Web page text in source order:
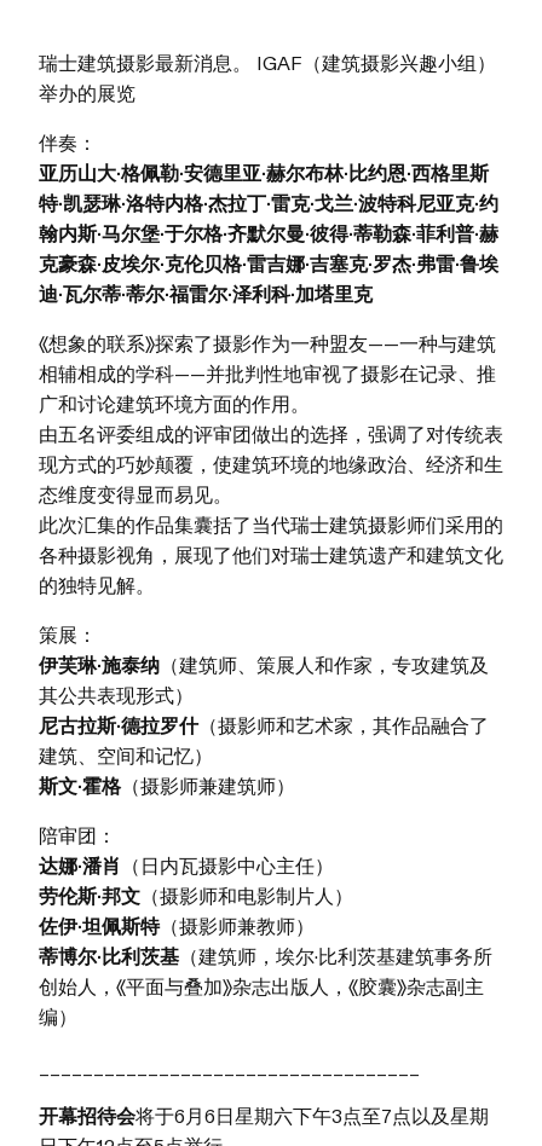
瑞士建筑摄影最新消息。 IGAF（建筑摄影兴趣小组）
举办的展览
伴奏：
亚历山大·格佩勒·安德里亚·赫尔布林·比约恩·西格里斯
特·凯瑟琳·洛特内格·杰拉丁·雷克·戈兰·波特科尼亚克·约
翰内斯·马尔堡·于尔格·齐默尔曼·彼得·蒂勒森·菲利普·赫
克豪森·皮埃尔·克伦贝格·雷吉娜·吉塞克·罗杰·弗雷·鲁埃
迪·瓦尔蒂·蒂尔·福雷尔·泽利科·加塔里克
《想象的联系》探索了摄影作为一种盟友——一种与建筑
相辅相成的学科——并批判性地审视了摄影在记录、推
广和讨论建筑环境方面的作用。
由五名评委组成的评审团做出的选择，强调了对传统表
现方式的巧妙颠覆，使建筑环境的地缘政治、经济和生
态维度变得显而易见。
此次汇集的作品集囊括了当代瑞士建筑摄影师们采用的
各种摄影视角，展现了他们对瑞士建筑遗产和建筑文化
的独特见解。
策展：
伊芙琳·施泰纳 （建筑师、策展人和作家，专攻建筑及
其公共表现形式）
尼古拉斯·德拉罗什（摄影师和艺术家，其作品融合了
建筑、空间和记忆）
斯文·霍格（摄影师兼建筑师）
陪审团：
达娜·潘肖
（日内瓦摄影中心主任）
劳伦斯·邦文 （摄影师和电影制片人）
佐伊·坦佩斯特（摄影师兼教师）
蒂博尔·比利茨基 （建筑师，埃尔·比利茨基建筑事务所
创始人，《平面与叠加》杂志出版人，《胶囊》杂志副主
编）
开幕招待会将于6月6日星期六下午3点至7点以及星期